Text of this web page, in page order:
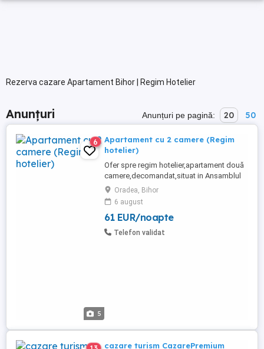
Rezerva cazare Apartament Bihor | Regim Hotelier
Anunțuri Anunțuri pe pagină: 20 50
5
6
Apartament cu 2 camere (Regim
hotelier)
Ofer spre regim hotelier,apartament două
camere,decomandat,situat in Ansamblul
Rezidential Ared. Apartamentul are living
dotat cu canapea
extensibila,televizor,interfon,alarma,aer
conditionat,wi-fi,cablu tv.,aspirator,fier de
călcat,centrala proprie. Dormitorul dotat
Oradea, Bihor
6 august
61 EUR/noapte
Telefon validat
cazare turism CazarePremium